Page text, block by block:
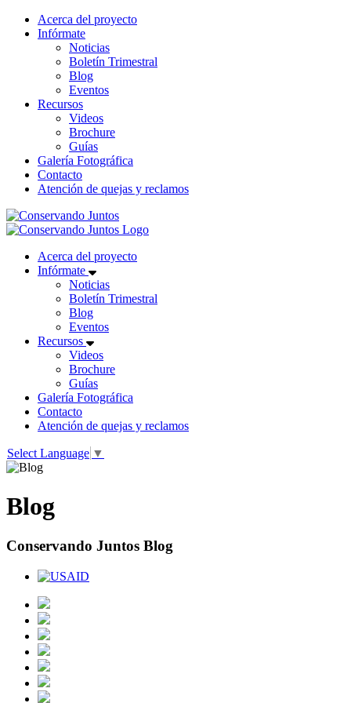
Acerca del proyecto
Infórmate
Noticias
Boletín Trimestral
Blog
Eventos
Recursos
Videos
Brochure
Guías
Galería Fotográfica
Contacto
Atención de quejas y reclamos
Acerca del proyecto
Infórmate
Noticias
Boletín Trimestral
Blog
Eventos
Recursos
Videos
Brochure
Guías
Galería Fotográfica
Contacto
Atención de quejas y reclamos
Select Language ▼
Blog
Conservando Juntos Blog